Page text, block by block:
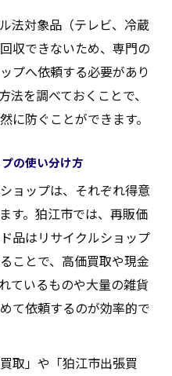
法対象品（テレビ、冷蔵
収できないため、専門の
プへ依頼する必要があり
法を調べておくことで、
に防ぐことができます。
の使い分け方
ョップは、それぞれ得意
す。狛江市では、再販価
品はリサイクルショップ
ことで、高価買取や現金
ているものや大量の雑貨
て依頼するのが効率的で
取」や「狛江市出張買